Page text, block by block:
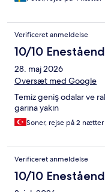
Verificeret anmeldelse
10/10
28. maj 2026
Oversæt med Google
Temiz geniş odalar ve
garına yakın
Soner, rejse på 2 nætter
Verificeret anmeldelse
10/10